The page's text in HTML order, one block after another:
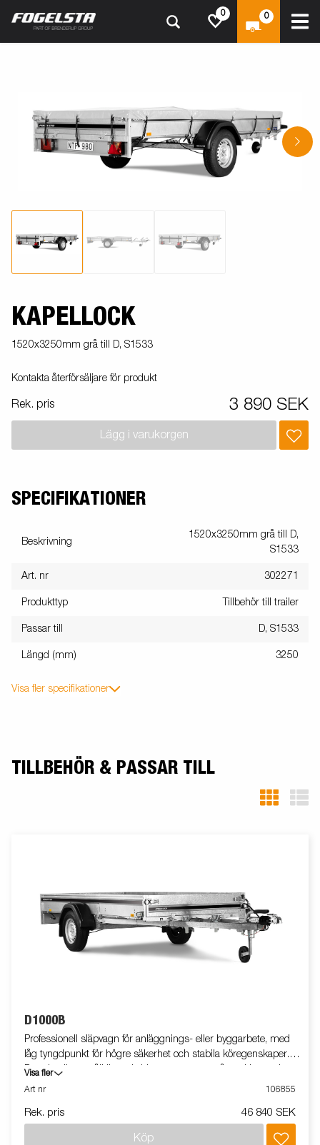
0 0
KAPELLOCK
1520x3250mm grå till D, S1533
Kontakta återförsäljare för produkt
Rek. pris 3 890 SEK
Lägg i varukorgen
SPECIFIKATIONER
Beskrivning
1520x3250mm grå till D,
S1533
Art. nr 302271
Produkttyp Tillbehör till trailer
Passar till D, S1533
Längd (mm) 3250
Visa fler specifikationer
TILLBEHÖR & PASSAR TILL
D1000B
Professionell släpvagn för anläggnings- eller byggarbete, med
låg tyngdpunkt för högre säkerhet och stabila köregenskaper.
D-serien är ett pålitligt val vid transport av småmaskiner och
smidig vid lastning och lossning. Utrustad med tippfunktion.
Visa fler
Art nr
106855
Rek. pris 46 840 SEK
Köp